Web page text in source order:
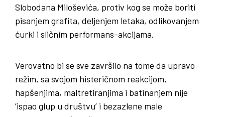
Slobodana Miloševića, protiv kog se može boriti
pisanjem grafita, deljenjem letaka, odlikovanjem
ćurki i sličnim performans-akcijama.
Verovatno bi se sve završilo na tome da upravo
režim, sa svojom histeričnom reakcijom,
hapšenjima, maltretiranjima i batinanjem nije
’ispao glup u društvu’ i bezazlene male